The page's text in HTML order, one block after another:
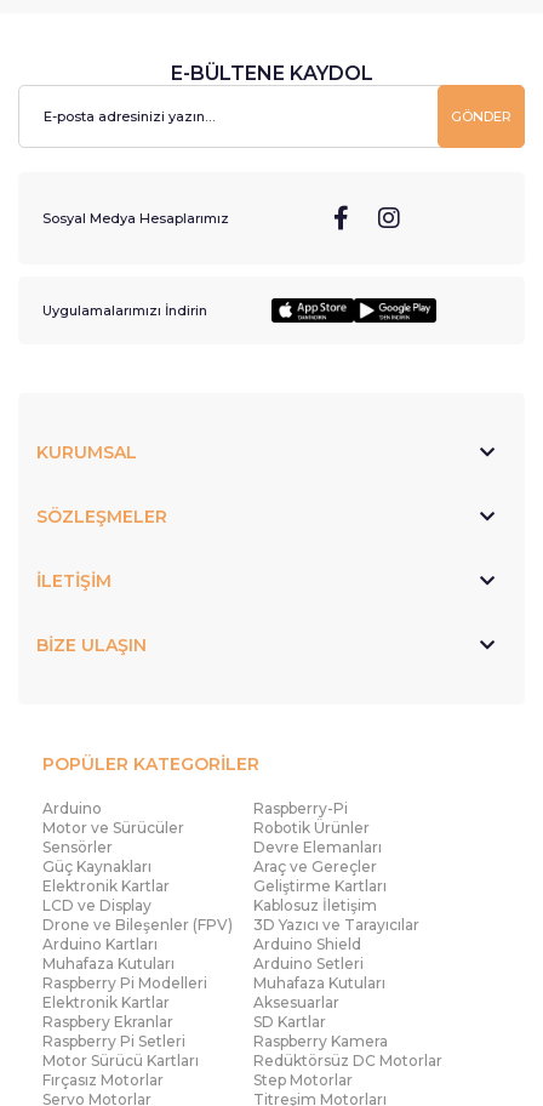
E-BÜLTENE KAYDOL
GÖNDER
Sosyal Medya Hesaplarımız
Uygulamalarımızı İndirin
KURUMSAL
SÖZLEŞMELER
İLETİŞİM
BİZE ULAŞIN
POPÜLER KATEGORİLER
Arduino
Raspberry-Pi
Motor ve Sürücüler
Robotik Ürünler
Sensörler
Devre Elemanları
Güç Kaynakları
Araç ve Gereçler
Elektronik Kartlar
Geliştirme Kartları
LCD ve Display
Kablosuz İletişim
Drone ve Bileşenler (FPV)
3D Yazıcı ve Tarayıcılar
Arduino Kartları
Arduino Shield
Muhafaza Kutuları
Arduino Setleri
Raspberry Pi Modelleri
Muhafaza Kutuları
Elektronik Kartlar
Aksesuarlar
Raspbery Ekranlar
SD Kartlar
Raspberry Pi Setleri
Raspberry Kamera
Motor Sürücü Kartları
Redüktörsüz DC Motorlar
Fırçasız Motorlar
Step Motorlar
Servo Motorlar
Titreşim Motorları